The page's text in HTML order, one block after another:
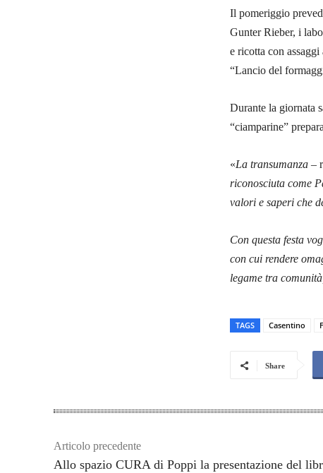
Il pomeriggio
Gunter Rieber, i
e ricotta con
“Lancio del
Durante la giornata
“ciamparine”
«La transumanza –
riconosciuta come
valori e saperi che
Con questa festa
con cui rendere
legame tra
TAGS Casentino
Share
Articolo precedente
Allo spazio CURA di Poppi la presentazione del